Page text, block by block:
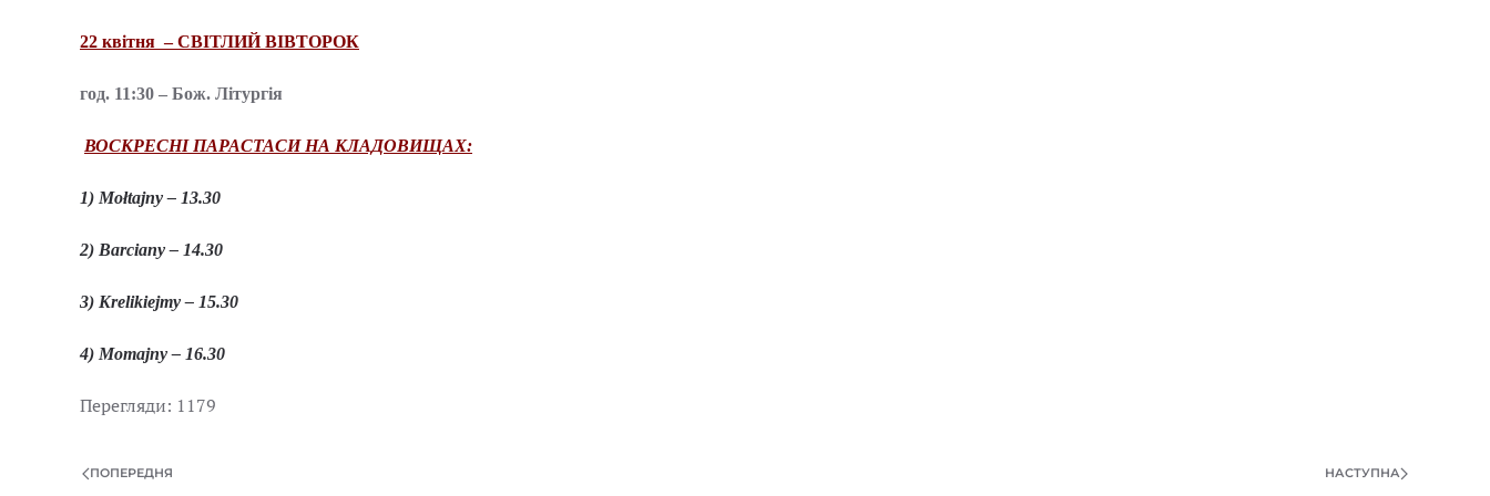
22 квітня – СВІТЛИЙ ВІВТОРОК
год. 11:30 – Бож. Літургія
ВОСКРЕСНІ ПАРАСТАСИ НА КЛАДОВИЩАХ:
1) Mołtajny – 13.30
2) Barciany – 14.30
3) Krelikiejmy – 15.30
4) Momajny – 16.30
Перегляди: 1179
ПОПЕРЕДНЯ НАСТУПНА